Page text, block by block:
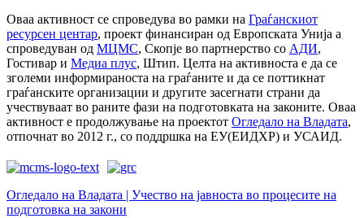
Оваа активност се спроведува во рамки на Граѓанскиот
ресурсен центар, проект финансиран од Европската Унија а
спроведуван од МЦМС, Скопје во партнерство со АДИ,
Гостивар и Медиа плус, Штип. Целта на активноста е да се
зголеми информираноста на граѓаните и да се поттикнат
граѓанските организации и другите засегнати страни да
учествуваат во раните фази на подготовката на законите. Оваа
активност е продолжување на проектот Огледало на Владата,
отпочнат во 2012 г., со поддршка на ЕУ(ЕИДХР) и УСАИД.
Огледало на Владата | Учество на јавноста во процесите на
подготовка на закони